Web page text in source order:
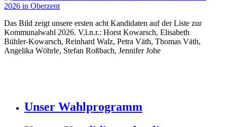
Das Bild zeigt unsere ersten acht Kandidaten auf der Liste zur
Kommunalwahl 2026. V.l.n.r.: Horst Kowarsch, Elisabeth
Bühler-Kowarsch, Reinhard Walz, Petra Väth, Thomas Väth,
Angelika Wöhrle, Stefan Roßbach, Jennifer Johe
Unser Wahlprogramm